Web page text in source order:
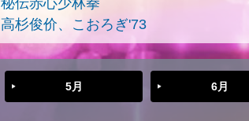
秘伝赤心少林拳
高杉俊价、こおろぎ'73
5月 6月